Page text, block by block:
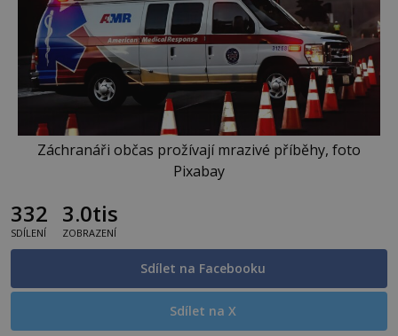
Záchranáři občas prožívají mrazivé příběhy, foto
Pixabay
332
SDÍLENÍ
3.0tis
ZOBRAZENÍ
Sdílet na Facebooku
Sdílet na X